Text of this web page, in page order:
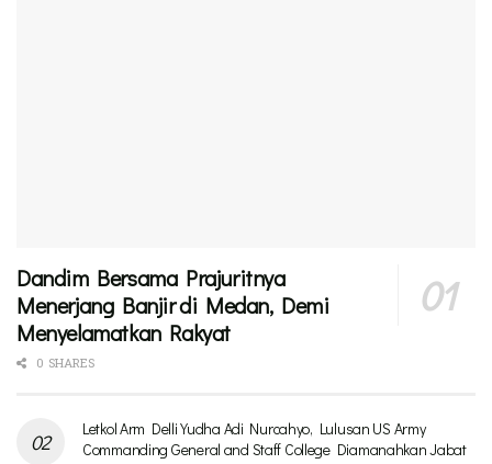
Dandim Bersama Prajuritnya
Menerjang Banjir di Medan, Demi
Menyelamatkan Rakyat
0 SHARES
Letkol Arm Delli Yudha Adi Nurcahyo, Lulusan US Army
Commanding General and Staff College Diamanahkan Jabat